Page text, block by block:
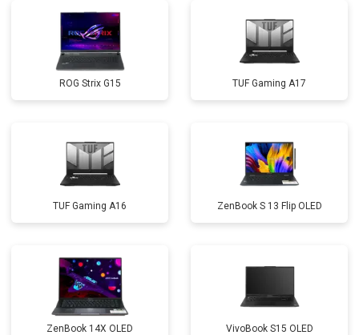
Замена Wi-Fi от 2200 ₽ Заказать
Ремонт цепи питания от 3500 ₽ Заказать
Замена USB порта от 2200 ₽ Заказать
Замена кулера от 2600 ₽ Заказать
Замена микрофона от 2600 ₽ Заказать
Замена оперативной памяти от 1100 ₽ Заказать
Замена северного моста
Ремонт петель от 3990 ₽ Заказать
ROG Strix G15 TUF Gaming A17
TUF Gaming A16 ZenBook S 13 Flip OLED
ZenBook 14X OLED VivoBook S15 OLED